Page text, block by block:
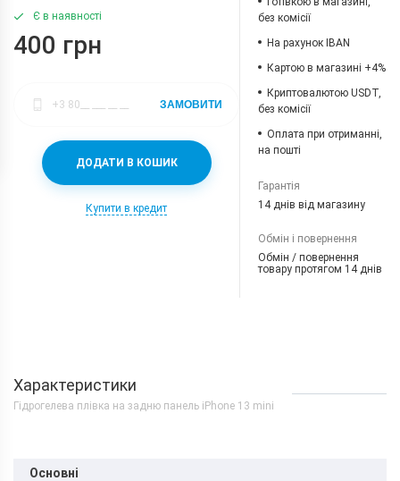
Є в наявності
400 грн
ДОДАТИ В КОШИК
Купити в кредит
ЗАМОВИТИ
без комісії
На рахунок IBAN
Картою в магазині +4%
Криптовалютою USDT,
без комісії
Оплата при отриманні,
на пошті
Гарантія
14 днів від магазину
Обмін і повернення
Обмін / повернення
товару протягом 14 днів
Характеристики
Гідрогелева плівка на задню панель iPhone 13 mini
Основні